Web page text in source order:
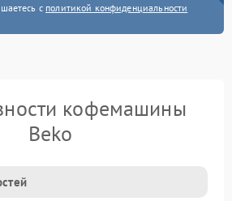
с политикой конфиденциальности
кофемашины
Beko